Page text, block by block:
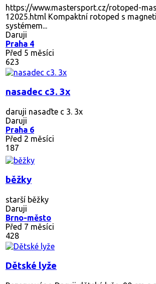
https://www.mastersport.cz/rotoped-
12025.html Kompaktní rotoped s
systémem...
Daruji
Praha 4
Před 5 měsíci
623
nasadec c3. 3x
daruji nasaďte c 3. 3x
Daruji
Praha 6
Před 2 měsíci
187
běžky
starší běžky
Daruji
Brno-město
Před 7 měsíci
428
Dětské lyže